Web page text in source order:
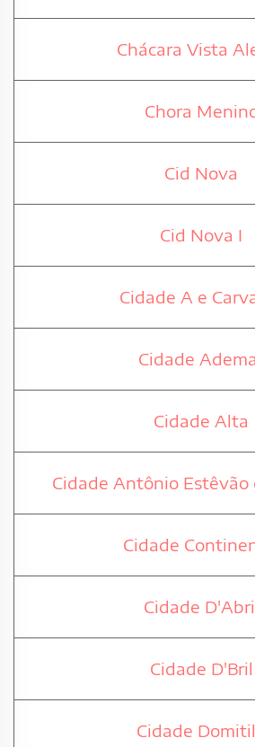
Chácara Vista
Chora
Cid Nova
Cid Nova I
Cidade A e
Cidade
Cidade Alta
Cidade Antônio Estêvão
Cidade
Cidade
Cidade D'Bril
Cidade